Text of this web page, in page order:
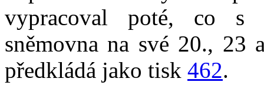
vypracoval poté, co s
sněmovna na své 20., 23
předkládá jako tisk 462.